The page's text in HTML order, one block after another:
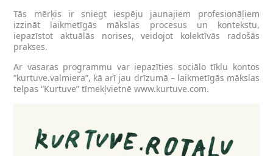
Tās mērķis ir sniegt iespēju jaunajiem profesionāļiem
izzināt laikmetīgās mākslas procesus un kontekstu,
iepazīstot aktuālās norises, veidojot kolektīvās radošās
prakses.
Ar vasaras programmu var iepazīties sociālo tīklu kontos
“kurtuve.valmiera”, kā arī jau drīzumā – laikmetīgās mākslas
telpas “Kurtuve” tīmekļvietnē www.kurtuve.com.